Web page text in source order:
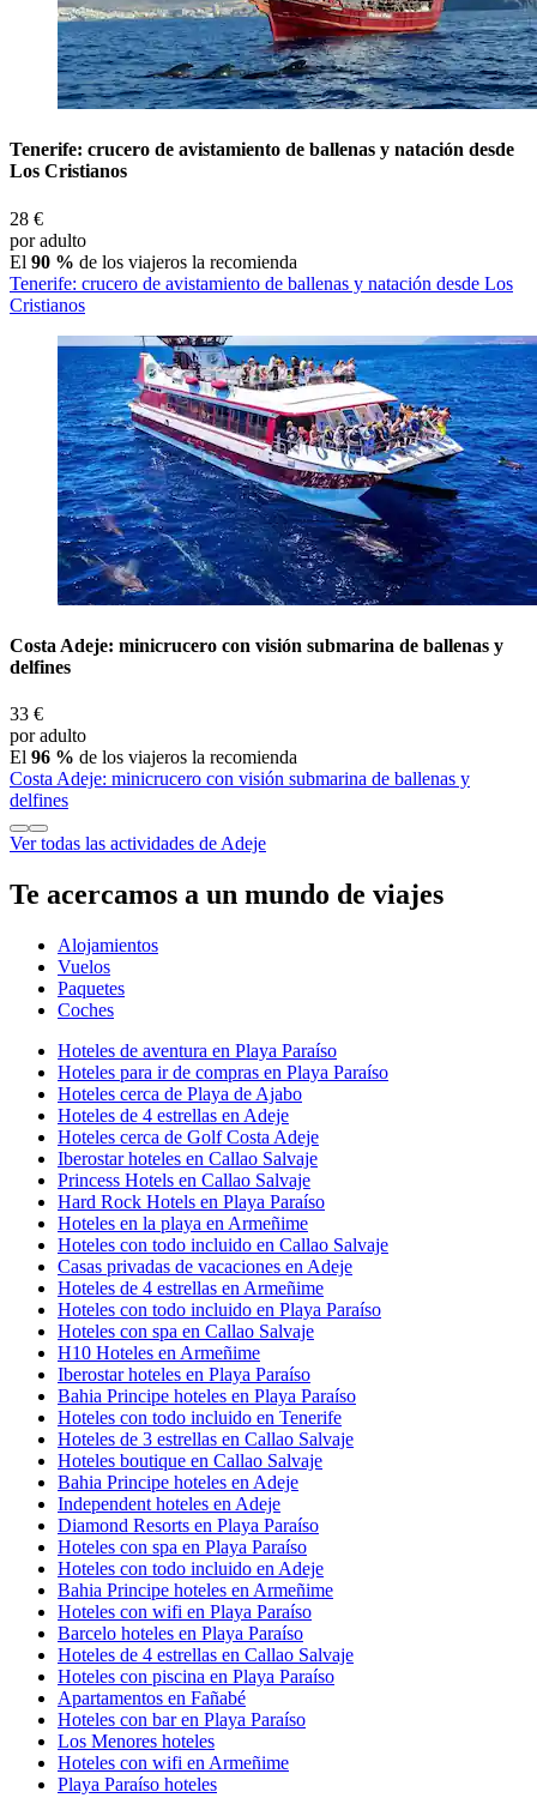
Tenerife: crucero de avistamiento de ballenas y natación desde
Los Cristianos
28 €
por adulto
El 90 % de los viajeros la recomienda
Tenerife: crucero de avistamiento de ballenas y natación desde Los
Cristianos
Costa Adeje: minicrucero con visión submarina de ballenas y
delfines
33 €
por adulto
El 96 % de los viajeros la recomienda
Costa Adeje: minicrucero con visión submarina de ballenas y
delfines
Ver todas las actividades de Adeje
Te acercamos a un mundo de viajes
Alojamientos
Vuelos
Paquetes
Coches
Hoteles de aventura en Playa Paraíso
Hoteles para ir de compras en Playa Paraíso
Hoteles cerca de Playa de Ajabo
Hoteles de 4 estrellas en Adeje
Hoteles cerca de Golf Costa Adeje
Iberostar hoteles en Callao Salvaje
Princess Hotels en Callao Salvaje
Hard Rock Hotels en Playa Paraíso
Hoteles en la playa en Armeñime
Hoteles con todo incluido en Callao Salvaje
Casas privadas de vacaciones en Adeje
Hoteles de 4 estrellas en Armeñime
Hoteles con todo incluido en Playa Paraíso
Hoteles con spa en Callao Salvaje
H10 Hoteles en Armeñime
Iberostar hoteles en Playa Paraíso
Bahia Principe hoteles en Playa Paraíso
Hoteles con todo incluido en Tenerife
Hoteles de 3 estrellas en Callao Salvaje
Hoteles boutique en Callao Salvaje
Bahia Principe hoteles en Adeje
Independent hoteles en Adeje
Diamond Resorts en Playa Paraíso
Hoteles con spa en Playa Paraíso
Hoteles con todo incluido en Adeje
Bahia Principe hoteles en Armeñime
Hoteles con wifi en Playa Paraíso
Barcelo hoteles en Playa Paraíso
Hoteles de 4 estrellas en Callao Salvaje
Hoteles con piscina en Playa Paraíso
Apartamentos en Fañabé
Hoteles con bar en Playa Paraíso
Los Menores hoteles
Hoteles con wifi en Armeñime
Playa Paraíso hoteles